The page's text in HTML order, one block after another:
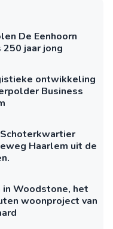
De Eenhoorn
250 jaar jong
ontwikkeling
Business
Haarlem uit de
in Woodstone, het
woonproject van